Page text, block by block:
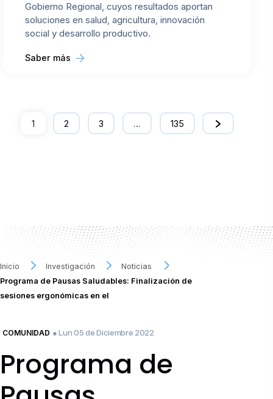
Gobierno Regional, cuyos resultados aportan
soluciones en salud, agricultura, innovación
social y desarrollo productivo.
Saber más
1 2 3 … 135
Inicio Investigación
Noticias
Programa de Pausas Saludables: Finalización de
sesiones ergonómicas en el
COMUNIDAD ● Lun 05 de Diciembre 2022
Programa de